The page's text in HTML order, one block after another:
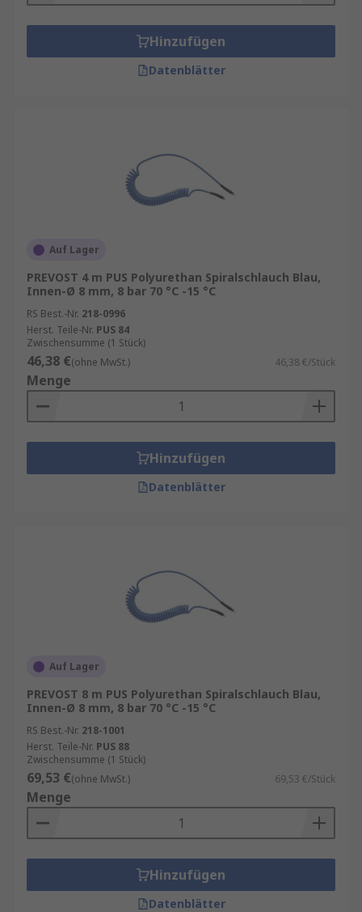
Hinzufügen
Datenblätter
Auf Lager
PREVOST 4 m PUS Polyurethan Spiralschlauch Blau,
Innen-Ø 8 mm, 8 bar 70 °C -15 °C
RS Best.-Nr. 218-0996
Herst. Teile-Nr. PUS 84
Zwischensumme (1 Stück)
46,38 €(ohne MwSt.) 46,38 €/Stück
Menge
Hinzufügen
Datenblätter
Auf Lager
PREVOST 8 m PUS Polyurethan Spiralschlauch Blau,
Innen-Ø 8 mm, 8 bar 70 °C -15 °C
RS Best.-Nr. 218-1001
Herst. Teile-Nr. PUS 88
Zwischensumme (1 Stück)
69,53 €(ohne MwSt.) 69,53 €/Stück
Menge
Hinzufügen
Datenblätter